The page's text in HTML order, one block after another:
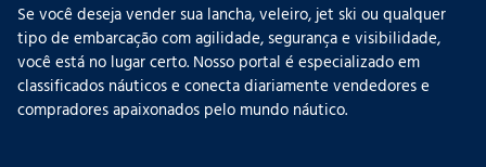
Se você deseja vender sua lancha, veleiro, jet ski ou qualquer
tipo de embarcação com agilidade, segurança e visibilidade,
você está no lugar certo. Nosso portal é especializado em
classificados náuticos e conecta diariamente vendedores e
compradores apaixonados pelo mundo náutico.